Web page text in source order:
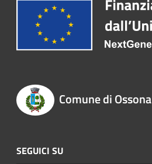
Comune di Ossona
SEGUICI SU